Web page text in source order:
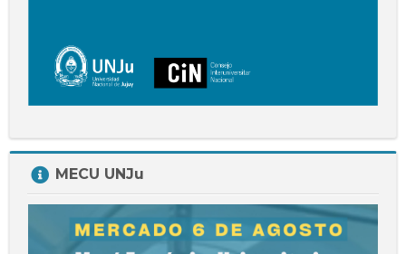
MECU
UNJu
MECU UNJu